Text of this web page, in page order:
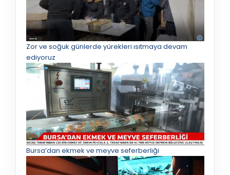
Zor ve soğuk günlerde yürekleri ısıtmaya devam
ediyoruz
Bursa’dan ekmek ve meyve seferberliği